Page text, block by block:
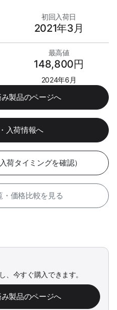
初回入荷日
2021年3月
最高値
148,800円
2024年6月
製品のページへ
入荷情報へ
荷タイミングを確認）
・価格比較を見る
、今すぐ購入できます。
製品のページへ